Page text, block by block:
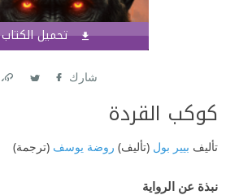
تحميل الكتاب
شارك
كوكب القردة
تأليف بيير بول (تأليف) روضة يوسف (ترجمة)
نبذة عن الرواية